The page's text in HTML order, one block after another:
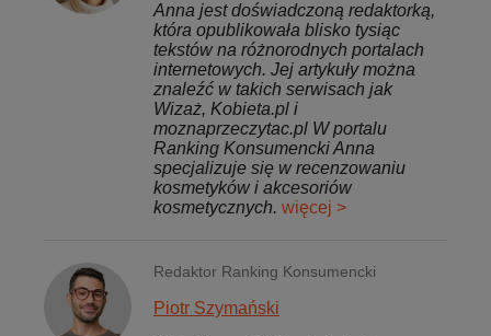
Anna jest doświadczoną redaktorką,
która opublikowała blisko tysiąc
tekstów na różnorodnych portalach
internetowych. Jej artykuły można
znaleźć w takich serwisach jak
Wizaż, Kobieta.pl i
moznaprzeczytac.pl W portalu
Ranking Konsumencki Anna
specjalizuje się w recenzowaniu
kosmetyków i akcesoriów
kosmetycznych. więcej >
Redaktor Ranking Konsumencki
Piotr Szymański